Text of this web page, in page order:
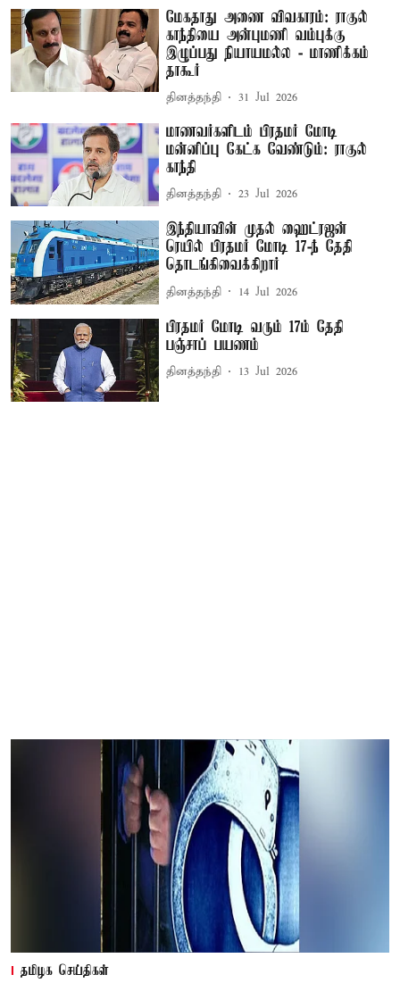
மேகதாது அணை விவகாரம்: ராகுல்
காந்தியை அன்புமணி வம்புக்கு
இழுப்பது நியாயமல்ல - மாணிக்கம்
தாகூர்
தினத்தந்தி 31 Jul 2026
மாணவர்களிடம் பிரதமர் மோடி
மன்னிப்பு கேட்க வேண்டும்: ராகுல்
காந்தி
தினத்தந்தி 23 Jul 2026
இந்தியாவின் முதல் ஹைட்ரஜன்
ரெயில் பிரதமர் மோடி 17-ந் தேதி
தொடங்கிவைக்கிறார்
தினத்தந்தி 14 Jul 2026
பிரதமர் மோடி வரும் 17ம் தேதி
பஞ்சாப் பயணம்
தினத்தந்தி 13 Jul 2026
தமிழக செய்திகள்